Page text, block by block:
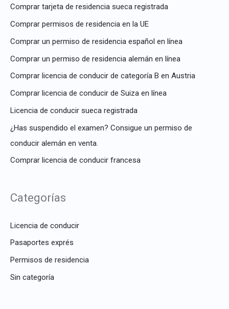
Comprar tarjeta de residencia sueca registrada
Comprar permisos de residencia en la UE
Comprar un permiso de residencia español en línea
Comprar un permiso de residencia alemán en línea
Comprar licencia de conducir de categoría B en Austria
Comprar licencia de conducir de Suiza en línea
Licencia de conducir sueca registrada
¿Has suspendido el examen? Consigue un permiso de
conducir alemán en venta.
Comprar licencia de conducir francesa
Categorías
Licencia de conducir
Pasaportes exprés
Permisos de residencia
Sin categoría